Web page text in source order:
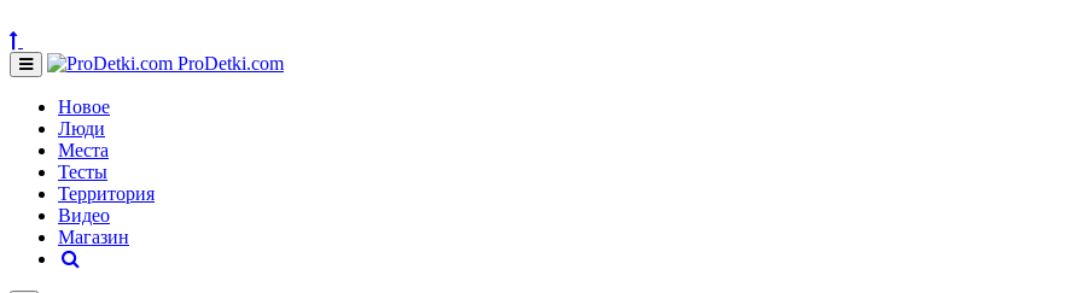
ProDetki.com
Новое
Люди
Места
Тесты
Территория
Видео
Магазин